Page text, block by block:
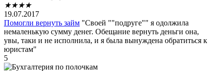
★★★★
19.07.2017
Помогли вернуть займ "Своей ""подруге"" я одолжила
немаленькую сумму денег. Обещание вернуть деньги она,
увы, таки и не исполнила, и я была вынуждена обратиться к
юристам"
5